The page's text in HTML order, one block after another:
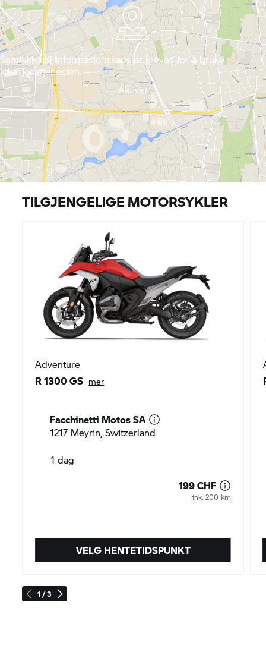
Samtykke til informasjonskapsler kreves for å bruke
lokasjonstjenesten.
Aktiver
TILGJENGELIGE MOTORSYKLER
1 / 3
VELG HENTETIDSPUNKT
Adventure
R 1300 GS mer
Facchinetti Motos SA
1217 Meyrin, Switzerland
1 dag
199 CHF
ink. 200 km